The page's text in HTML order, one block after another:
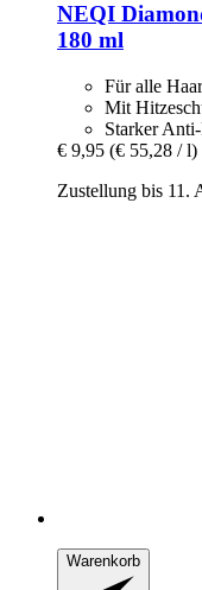
NEQI
180 ml
Für alle
Mit
Starker
€ 9,95 (€ 55,28 / l)
Zustellung bis 11.
Warenkorb